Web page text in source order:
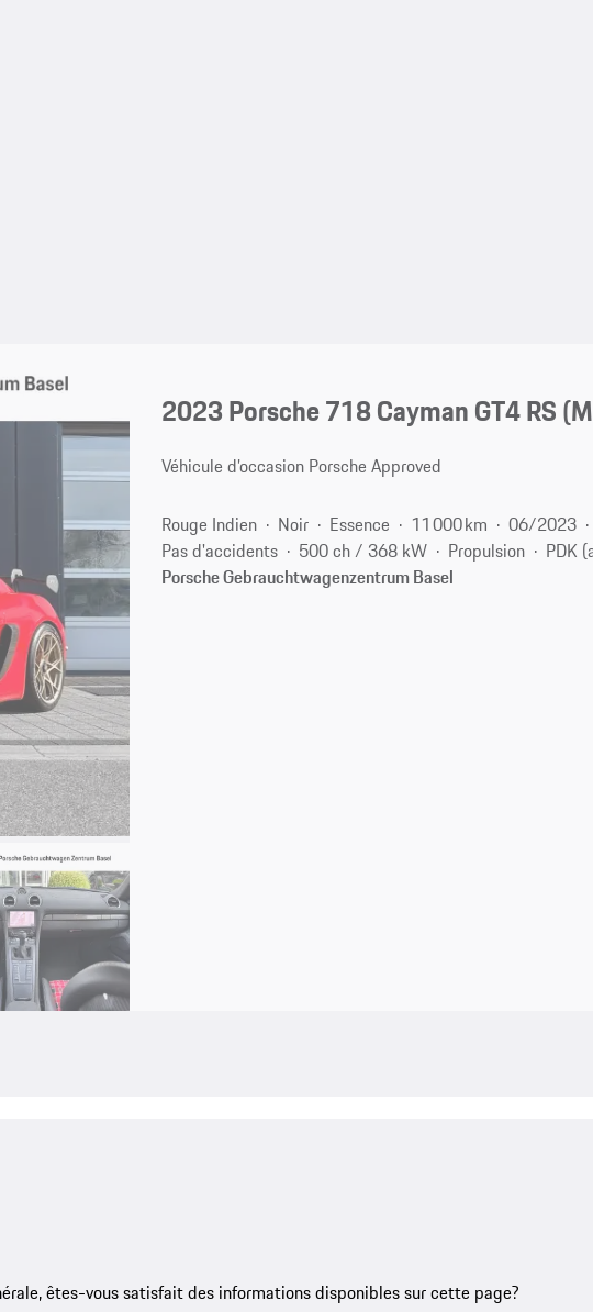
2023 Porsche 718 Cayman GT4 RS
Véhicule d’occasion Porsche Approved
Rouge Indien Noir Essence 11 000 km 06/2023
Pas d'accidents
500 ch / 368 kW Propulsion
PDK
Porsche Gebrauchtwagenzentrum Basel
êtes-vous satisfait des informations disponibles sur cette page?